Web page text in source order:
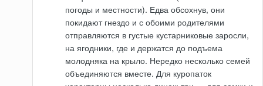
погоды и местности). Едва обсохнув, они
покидают гнездо и с обоими родителями
отправляются в густые кустарниковые заросли,
на ягодники, где и держатся до подъема
молодняка на крыло. Нередко несколько семей
объединяются вместе. Для куропаток